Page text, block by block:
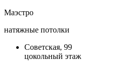
Маэстро
натяжные потолки
Советская, 99
цокольный этаж